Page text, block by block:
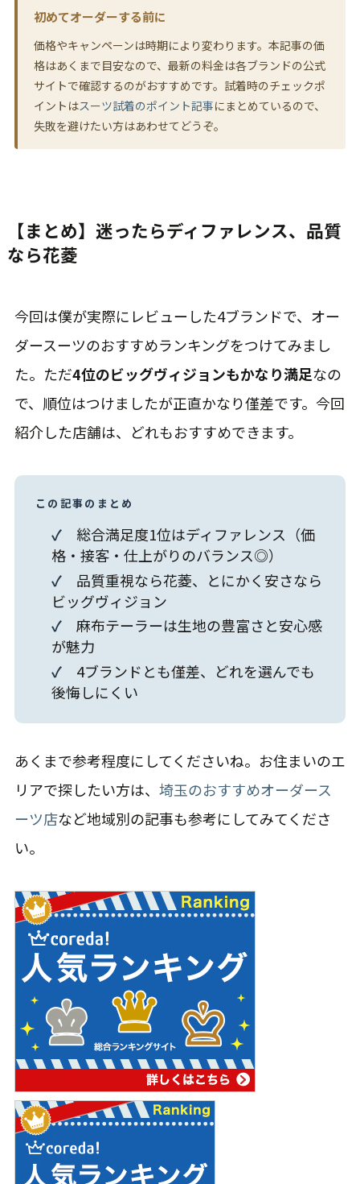
初めてオーダーする前に
価格やキャンペーンは時期により変わります。本記事の価
格はあくまで目安なので、最新の料金は各ブランドの公式
サイトで確認するのがおすすめです。試着時のチェックポ
イントはスーツ試着のポイント記事にまとめているので、
失敗を避けたい方はあわせてどうぞ。
【まとめ】迷ったらディファレンス、品質
なら花菱
今回は僕が実際にレビューした4ブランドで、オー
ダースーツのおすすめランキングをつけてみまし
た。ただ4位のビッグヴィジョンもかなり満足なの
で、順位はつけましたが正直かなり僅差です。今回
紹介した店舗は、どれもおすすめできます。
この記事のまとめ
✓総合満足度1位はディファレンス（価
格・接客・仕上がりのバランス◎）
✓品質重視なら花菱、とにかく安さなら
ビッグヴィジョン
✓麻布テーラーは生地の豊富さと安心感
が魅力
✓4ブランドとも僅差、どれを選んでも
後悔しにくい
あくまで参考程度にしてくださいね。お住まいのエ
リアで探したい方は、 埼玉のおすすめオーダース
ーツ店など地域別の記事も参考にしてみてくださ
い。